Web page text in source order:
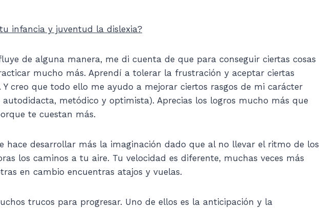
infancia y juventud la dislexia?
de alguna manera, me di cuenta de que para conseguir ciertas cosas
mucho más. Aprendí a tolerar la frustración y aceptar ciertas
Y creo que todo ello me ayudo a mejorar ciertos rasgos de mi carácter
autodidacta, metódico y optimista). Aprecias los logros mucho más que
te cuestan más.
hace desarrollar más la imaginación dado que al no llevar el ritmo de los
los caminos a tu aire. Tu velocidad es diferente, muchas veces más
en cambio encuentras atajos y vuelas.
trucos para progresar. Uno de ellos es la anticipación y la